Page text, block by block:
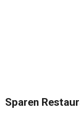
Sparen